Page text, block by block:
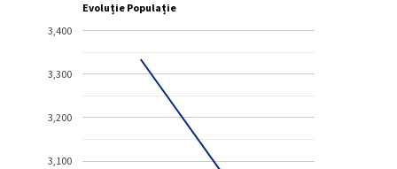
Evoluție Populație
3,100
3,200
3,300
3,400